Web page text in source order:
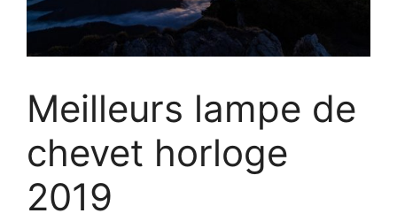
Meilleurs lampe de
chevet horloge
2019